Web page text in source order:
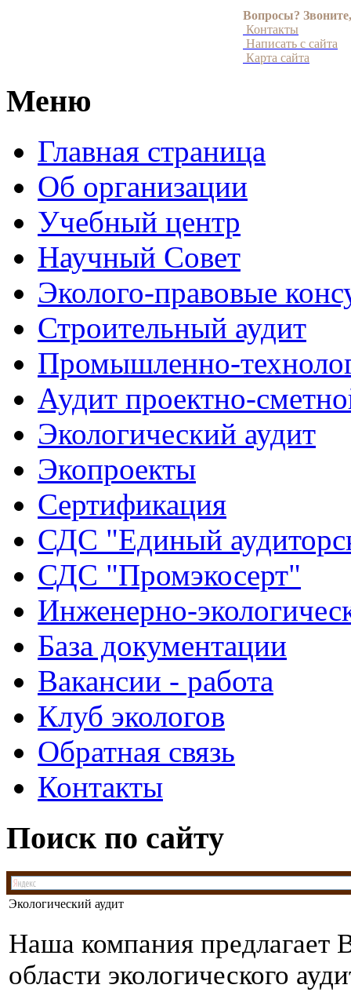
Вопросы?
Контакты
Написать с сайта
Карта сайта
Меню
Главная страница
Об организации
Учебный центр
Научный Совет
Эколого-правовые
Строительный аудит
Промышленно-
Аудит проектно-
Экологический аудит
Экопроекты
Сертификация
СДС "Единый
СДС "Промэкосерт"
Инженерно-
База документации
Вакансии - работа
Клуб экологов
Обратная связь
Контакты
Поиск по сайту
Экологический аудит
Наша компания предлагает
области экологического